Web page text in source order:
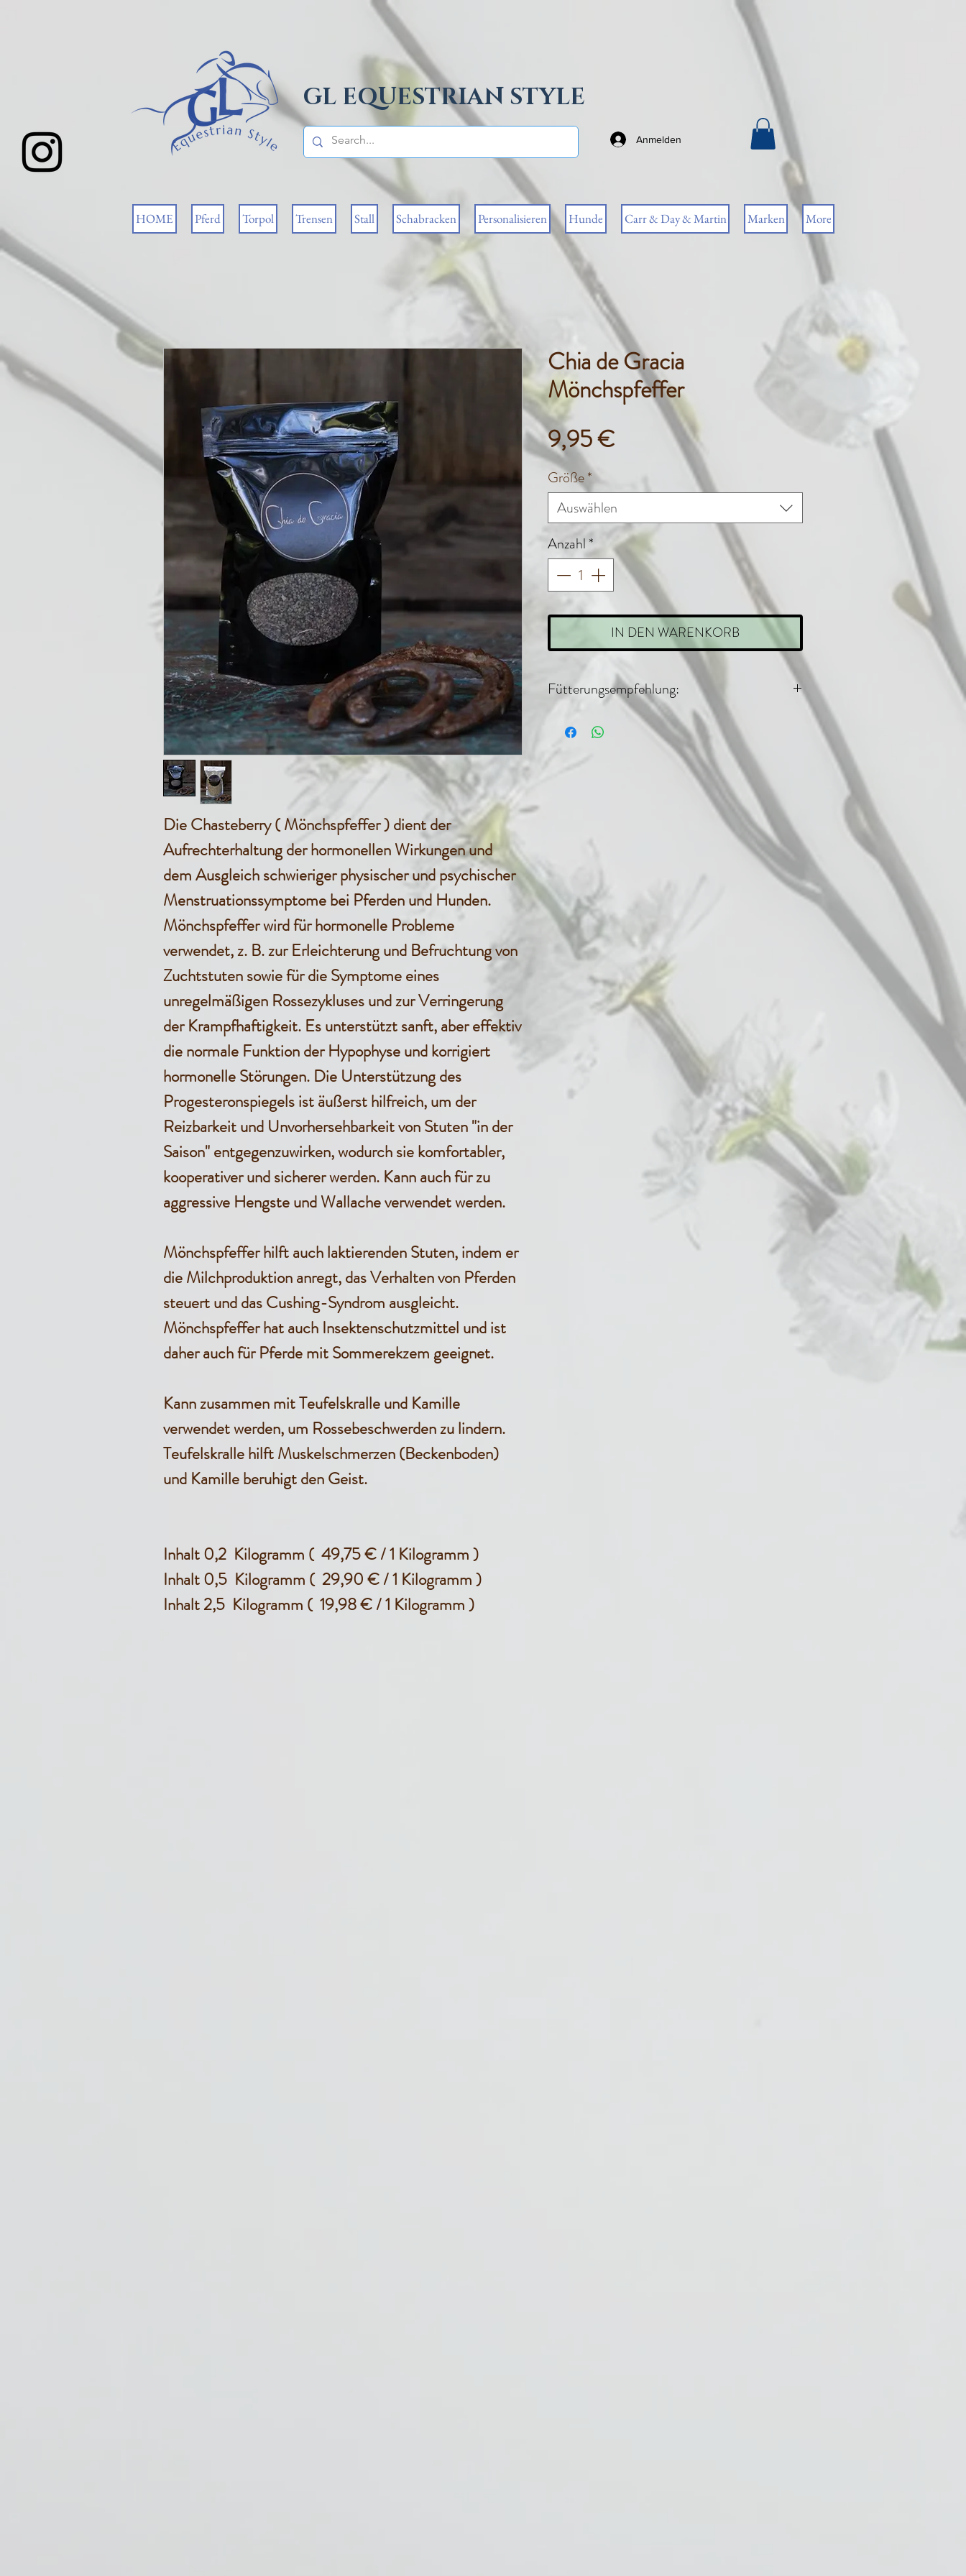
GL EQUESTRIAN STYLE
Anmelden
HOME Pferd Torpol Trensen Stall Schabracken Personalisieren Hunde Carr & Day & Martin Marken More
Die Chasteberry ( Mönchspfeffer ) dient der
Aufrechterhaltung der hormonellen Wirkungen und
dem Ausgleich schwieriger physischer und psychischer
Menstruationssymptome bei Pferden und Hunden.
Mönchspfeffer wird für hormonelle Probleme
verwendet, z. B. zur Erleichterung und Befruchtung von
Zuchtstuten sowie für die Symptome eines
unregelmäßigen Rossezykluses und zur Verringerung
der Krampfhaftigkeit. Es unterstützt sanft, aber effektiv
die normale Funktion der Hypophyse und korrigiert
hormonelle Störungen. Die Unterstützung des
Progesteronspiegels ist äußerst hilfreich, um der
Reizbarkeit und Unvorhersehbarkeit von Stuten "in der
Saison" entgegenzuwirken, wodurch sie komfortabler,
kooperativer und sicherer werden. Kann auch für zu
aggressive Hengste und Wallache verwendet werden.
Mönchspfeffer hilft auch laktierenden Stuten, indem er
die Milchproduktion anregt, das Verhalten von Pferden
steuert und das Cushing-Syndrom ausgleicht.
Mönchspfeffer hat auch Insektenschutzmittel und ist
daher auch für Pferde mit Sommerekzem geeignet.
Kann zusammen mit Teufelskralle und Kamille
verwendet werden, um Rossebeschwerden zu lindern.
Teufelskralle hilft Muskelschmerzen (Beckenboden)
und Kamille beruhigt den Geist.
Inhalt 0,2 Kilogramm ( 49,75 € / 1 Kilogramm )
Inhalt 0,5 Kilogramm ( 29,90 € / 1 Kilogramm )
Inhalt 2,5 Kilogramm ( 19,98 € / 1 Kilogramm )
Chia de Gracia
Mönchspfeffer
9,95 €Preis
Größe*
Auswählen
Anzahl*
IN DEN WARENKORB
Fütterungsempfehlung:
Pferde: 1 - 2 Esslöffel / Tag
werden für den
Dauereinsatz empfohlen,
3 Esslöffel / Tag, wenn sie
nur während des
Östruszyklus / Pferdes
verabreicht werden.
Hunde 0,5 Teelöffel - 1
Teelöffel / Tag.